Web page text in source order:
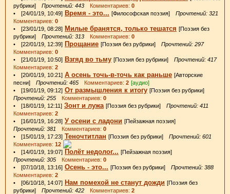
рубрики] Прочтений: 443 Комментариев: 0
• [24/01/19, 10:49] Время - это... [Философская поэзия] Прочтений: 321
Комментариев: 0
• [23/01/19, 08:28] Милые бранятся, только тешатся [Поэзия без
рубрики] Прочтений: 313 Комментариев: 0
• [22/01/19, 12:39] Прощание [Поэзия без рубрики] Прочтений: 297
Комментариев: 0
• [21/01/19, 10:50] Взгяд во тьму [Поэзия без рубрики] Прочтений: 417
Комментариев: 2
• [20/01/19, 10:21] А осень точь-в-точь как раньше [Авторские
песни] Прочтений: 465 Комментариев: 2 [аудио]
• [19/01/19, 09:12] От размышления к итогу [Поэзия без рубрики]
Прочтений: 255 Комментариев: 0
• [18/01/19, 12:11] Зонт и лужа [Поэзия без рубрики] Прочтений: 411
Комментариев: 2
• [16/01/19, 16:28] У осени с ладони [Пейзажная поэзия]
Прочтений: 381 Комментариев: 0
• [15/01/19, 17:23] Теночтитлан [Поэзия без рубрики] Прочтений: 601
Комментариев: 12
• [14/01/19, 19:07] Полёт недолог... [Пейзажная поэзия]
Прочтений: 305 Комментариев: 0
• [07/10/18, 13:16] Осень - это... [Поэзия без рубрики] Прочтений: 388
Комментариев: 2
• [06/10/18, 14:07] Нам помехой не станут дожди [Поэзия без
рубрики] Прочтений: 422 Комментариев: 2